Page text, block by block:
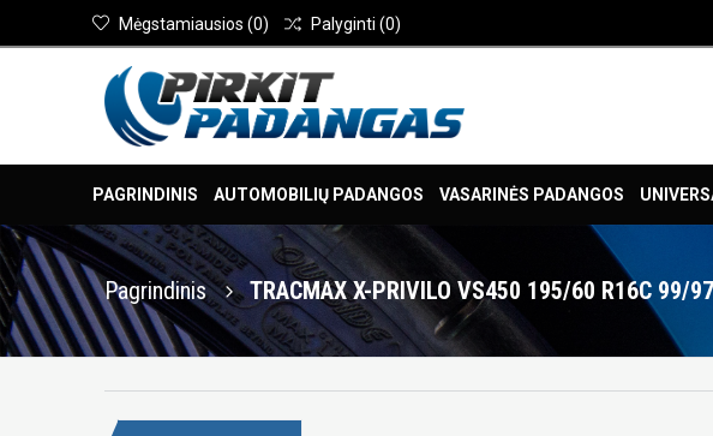
Mėgstamiausios (0) Palyginti (0)
PAGRINDINIS AUTOMOBILIŲ PADANGOS VASARINĖS PADANGOS
Pagrindinis TRACMAX X-PRIVILO VS450 195/60 R16C 99/